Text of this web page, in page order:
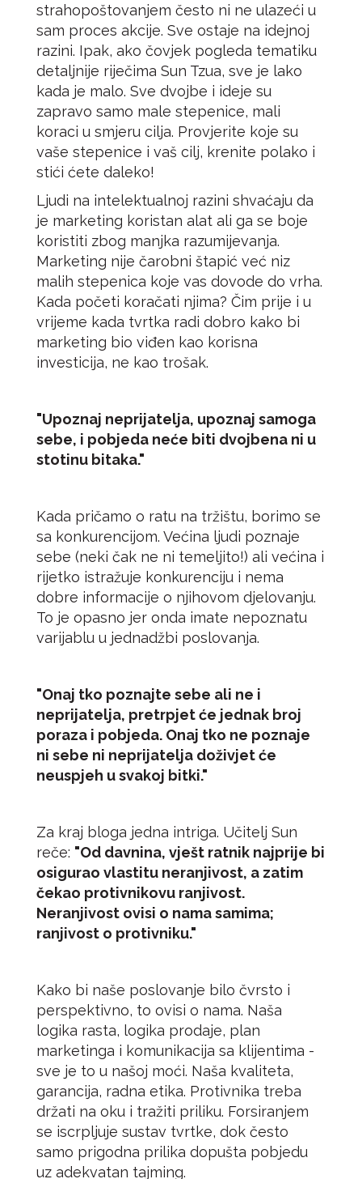
strahopoštovanjem često ni ne ulazeći u
sam proces akcije. Sve ostaje na idejnoj
razini. Ipak, ako čovjek pogleda tematiku
detaljnije riječima Sun Tzua, sve je lako
kada je malo. Sve dvojbe i ideje su
zapravo samo male stepenice, mali
koraci u smjeru cilja. Provjerite koje su
vaše stepenice i vaš cilj, krenite polako i
stići ćete daleko!
Ljudi na intelektualnoj razini shvaćaju da
je marketing koristan alat ali ga se boje
koristiti zbog manjka razumijevanja.
Marketing nije čarobni štapić već niz
malih stepenica koje vas dovode do vrha.
Kada početi koračati njima? Čim prije i u
vrijeme kada tvrtka radi dobro kako bi
marketing bio viđen kao korisna
investicija, ne kao trošak.
"Upoznaj neprijatelja, upoznaj samoga
sebe, i pobjeda neće biti dvojbena ni u
stotinu bitaka."
Kada pričamo o ratu na tržištu, borimo se
sa konkurencijom. Većina ljudi poznaje
sebe (neki čak ne ni temeljito!) ali većina i
rijetko istražuje konkurenciju i nema
dobre informacije o njihovom djelovanju.
To je opasno jer onda imate nepoznatu
varijablu u jednadžbi poslovanja.
"Onaj tko poznajte sebe ali ne i
neprijatelja, pretrpjet će jednak broj
poraza i pobjeda. Onaj tko ne poznaje
ni sebe ni neprijatelja doživjet će
neuspjeh u svakoj bitki."
Za kraj bloga jedna intriga. Učitelj Sun
reče: "Od davnina, vješt ratnik najprije bi
osigurao vlastitu neranjivost, a zatim
čekao protivnikovu ranjivost.
Neranjivost ovisi o nama samima;
ranjivost o protivniku."
Kako bi naše poslovanje bilo čvrsto i
perspektivno, to ovisi o nama. Naša
logika rasta, logika prodaje, plan
marketinga i komunikacija sa klijentima -
sve je to u našoj moći. Naša kvaliteta,
garancija, radna etika. Protivnika treba
držati na oku i tražiti priliku. Forsiranjem
se iscrpljuje sustav tvrtke, dok često
samo prigodna prilika dopušta pobjedu
uz adekvatan tajming.